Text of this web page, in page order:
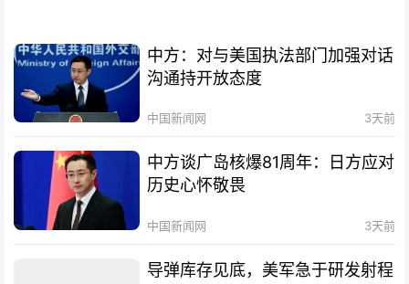
中方：对与美国执法部门加强对话
沟通持开放态度
中国新闻网 3天前
中方谈广岛核爆81周年：日方应对
历史心怀敬畏
中国新闻网 3天前
导弹库存见底，美军急于研发射程